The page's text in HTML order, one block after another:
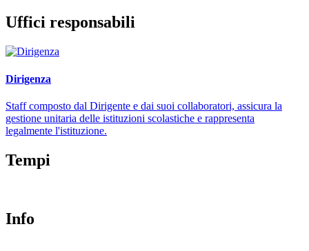
Uffici responsabili
Dirigenza
Staff composto dal Dirigente e dai suoi collaboratori, assicura la
gestione unitaria delle istituzioni scolastiche e rappresenta
legalmente l'istituzione.
Tempi
Info